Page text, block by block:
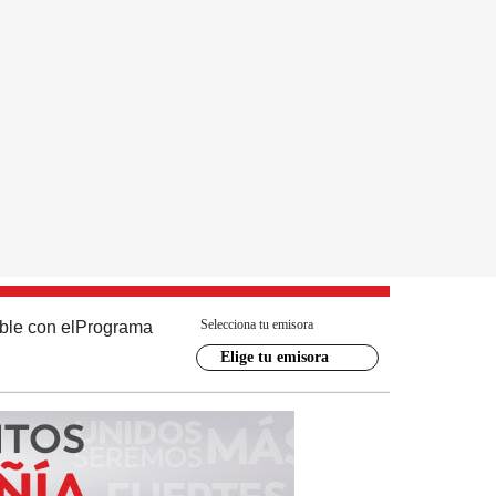
con el Programa Selecciona tu emisora
Elige tu emisora